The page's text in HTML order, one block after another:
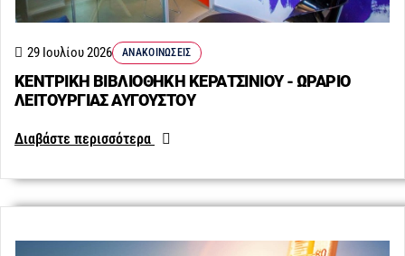
ΚΕΝΤΡΙΚΗ ΒΙΒΛΙΟΘΗΚΗ ΚΕΡΑΤΣΙΝΙΟΥ - ΩΡΑΡΙΟ
ΛΕΙΤΟΥΡΓΙΑΣ ΑΥΓΟΥΣΤΟΥ
29 Ιουλίου 2026 ΑΝΑΚΟΙΝΏΣΕΙΣ
Διαβάστε περισσότερα